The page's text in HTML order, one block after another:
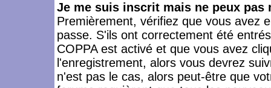
Je me suis inscrit mais ne peux pas
Premièrement, vérifiez que vous avez
passe. S'ils ont correctement été
COPPA est activé et que vous avez
l'enregistrement, alors vous devrez
n'est pas le cas, alors peut-être que